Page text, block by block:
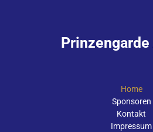
Home
Sponsoren
Kontakt
Impressum